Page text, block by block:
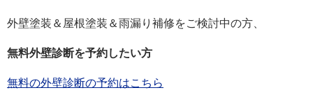
外壁塗装＆屋根塗装＆雨漏り補修をご検討中の方、
無料外壁診断を予約したい方
無料の外壁診断の予約はこちら